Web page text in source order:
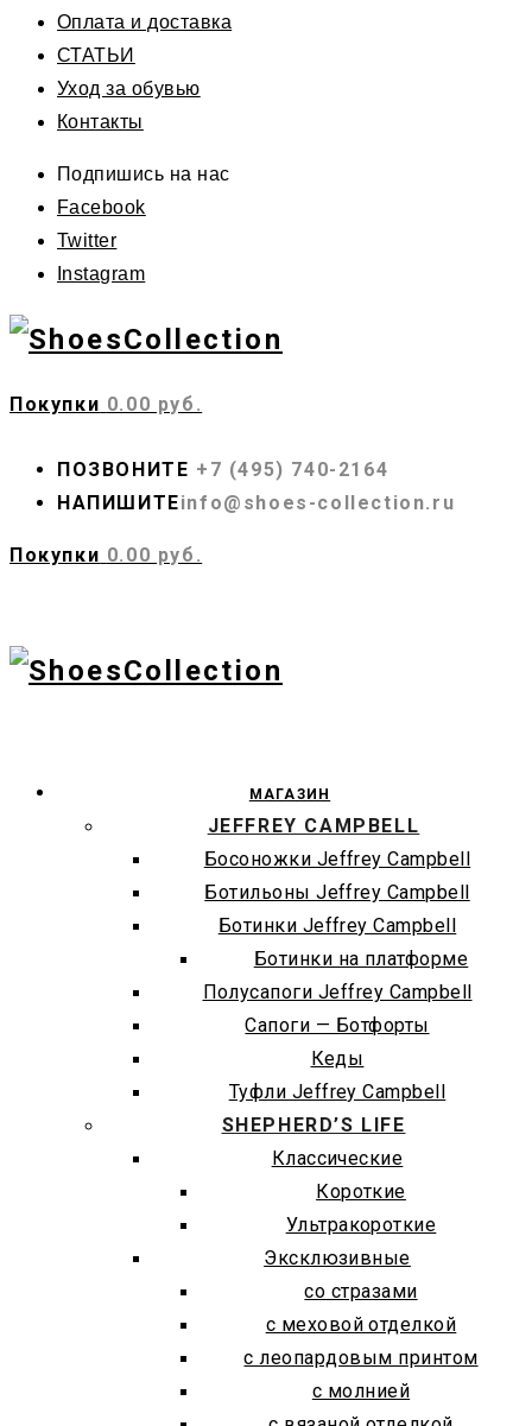
Оплата и доставка
СТАТЬИ
Уход за обувью
Контакты
Подпишись на нас
Facebook
Twitter
Instagram
Покупки 0.00 руб.
ПОЗВОНИТЕ +7 (495) 740-2164
НАПИШИТЕinfo@shoes-collection.ru
Покупки 0.00 руб.
МАГАЗИН
JEFFREY CAMPBELL
Босоножки Jeffrey Campbell
Ботильоны Jeffrey Campbell
Ботинки Jeffrey Campbell
Ботинки на платформе
Полусапоги Jeffrey Campbell
Сапоги — Ботфорты
Кеды
Туфли Jeffrey Campbell
SHEPHERD’S LIFE
Классические
Короткие
Ультракороткие
Эксклюзивные
со стразами
с меховой отделкой
с леопардовым принтом
с молнией